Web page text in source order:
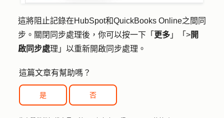
這將阻止記錄在HubSpot和QuickBooks Online之間同
步。關閉同步處理後，你可以按一下「 更多 」「>開
啟同步處理」 以重新開啟同步處理。
這篇文章有幫助嗎？
是 否